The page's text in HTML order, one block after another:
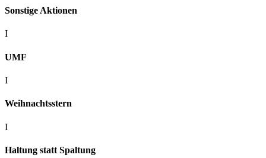
Sonstige Aktionen
I
UMF
I
Weihnachtsstern
I
Haltung statt Spaltung